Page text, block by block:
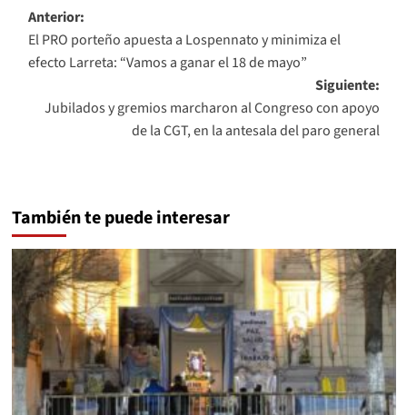
Navegación
de
entradas
Anterior:
El PRO porteño apuesta a Lospennato y minimiza el
efecto Larreta: “Vamos a ganar el 18 de mayo”
Siguiente:
Jubilados y gremios marcharon al Congreso con apoyo
de la CGT, en la antesala del paro general
También te puede interesar